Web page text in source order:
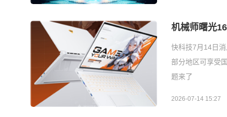
机械师曙光
快科技7月14日
部分地区可享受
题来了
2026-07-14 15:27